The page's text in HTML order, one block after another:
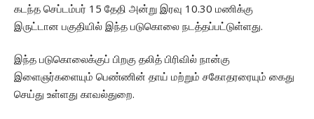
கடந்த செப்டம்பர் 15 தேதி அன்று இரவு 10.30 மணிக்கு
இருட்டான பகுதியில் இந்த படுகொலை நடத்தப்பட்டுள்ளது.
இந்த படுகொலைக்குப் பிறகு தலித் பிரிவில் நான்கு
இளைஞர்களையும் பெண்ணின் தாய் மற்றும் சகோதரரையும் கைது
செய்து உள்ளது காவல்துறை.